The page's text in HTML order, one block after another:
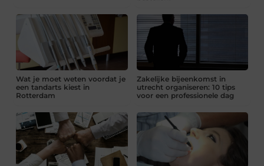
Wat je moet weten voordat je
een tandarts kiest in
Rotterdam
Zakelijke bijeenkomst in
utrecht organiseren: 10 tips
voor een professionele dag